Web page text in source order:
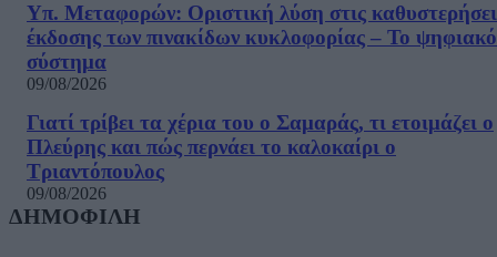
Υπ. Μεταφορών: Οριστική λύση στις
έκδοσης των πινακίδων κυκλοφορίας – Το ψηφιακό
σύστημα
09/08/2026
Γιατί τρίβει τα χέρια του ο Σαμαράς, τι ετοιμάζει ο
Πλεύρης και πώς περνάει το καλοκαίρι ο
Τριαντόπουλος
09/08/2026
ΔΗΜΟΦΙΛΗ